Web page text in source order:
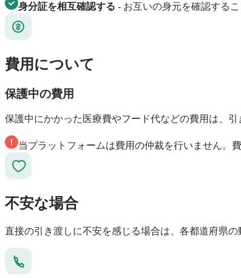
身分証を相互確認する - お互いの身元を確認する
費用について
保護中の費用
保護中にかかった医療費やフード代などの費用は、
当プラットフォームは費用の仲裁を行いません。
不安な場合
直接の引き渡しに不安を感じる場合は、各都道府県